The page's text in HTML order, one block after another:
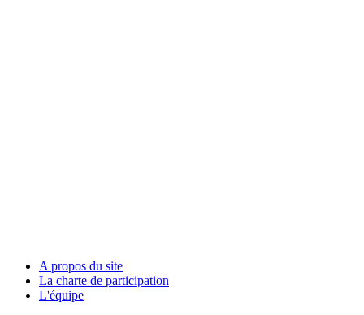
A propos du site
La charte de participation
L'équipe